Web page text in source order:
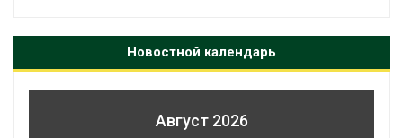
Новостной календарь
Август 2026